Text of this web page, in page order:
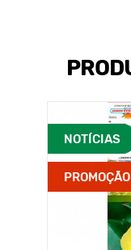
NOTÍCIAS
PROMOÇÃO